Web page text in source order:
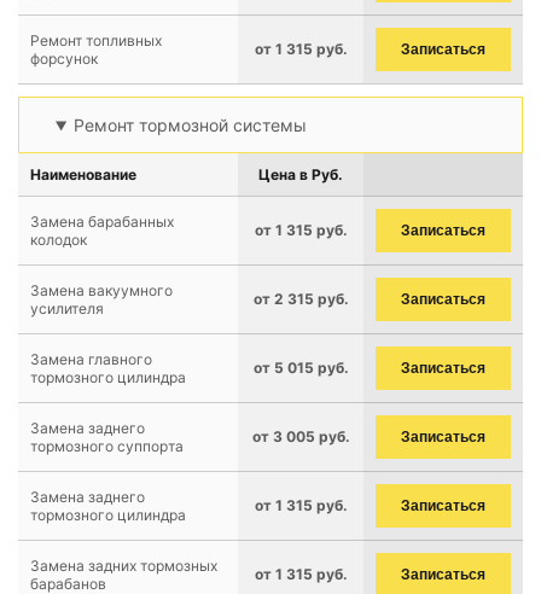
Ремонт топливных
форсунок
от 1 315 руб. Записаться
Ремонт тормозной системы
Наименование Цена в Руб.
Замена барабанных
колодок
от 1 315 руб. Записаться
Замена вакуумного
усилителя
от 2 315 руб. Записаться
Замена главного
тормозного цилиндра
от 5 015 руб. Записаться
Замена заднего
тормозного суппорта
от 3 005 руб. Записаться
Замена заднего
тормозного цилиндра
от 1 315 руб. Записаться
Замена задних тормозных
барабанов
от 1 315 руб. Записаться